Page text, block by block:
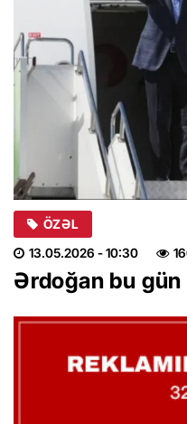
ÖZƏL
13.05.2026 - 10:30
Ərdoğan bu gün